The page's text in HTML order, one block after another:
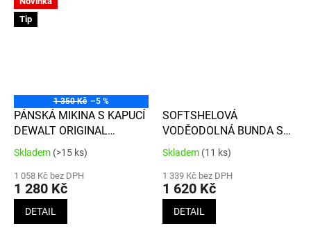
Tip
1 350 Kč –5 %
PÁNSKÁ MIKINA S KAPUCÍ
DEWALT ORIGINAL
ČERNO/ŠEDÁ STRATFORD
HOODED*
Průměrné
produktu
je
5,0
Skladem (>15 ks)
1 058 Kč bez DPH
1 280 Kč
DETAIL
SOFTSHELOVÁ
VODĚODOLNÁ BUNDA S
KAPUCÍ DEWALT TOUGH
Průměrné
produktu
je
3,6
Skladem (11 ks)
1 339 Kč bez DPH
1 620 Kč
DETAIL